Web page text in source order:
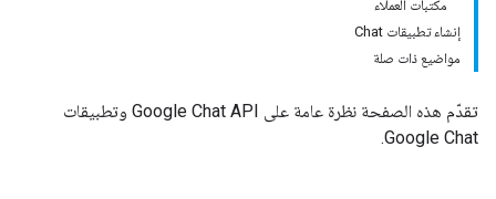
مكتبات العملاء
إنشاء تطبيقات Chat
مواضيع ذات صلة
تقدّم هذه الصفحة نظرة عامة على Google Chat API وتطبيقات
Google Chat.